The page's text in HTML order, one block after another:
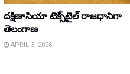
దక్షిణాసియా టెక్స్‌టైల్ రాజధానిగా
తెలంగాణ
APRIL 3, 2026